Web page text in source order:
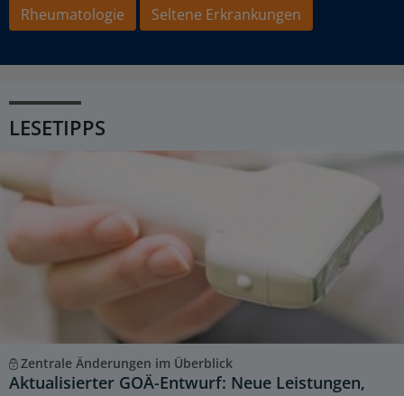
Rheumatologie
Seltene Erkrankungen
LESETIPPS
Zentrale Änderungen im Überblick
Aktualisierter GOÄ-Entwurf: Neue Leistungen,